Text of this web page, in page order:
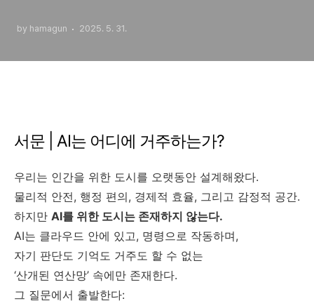
by hamagun 2025. 5. 31.
서문 | AI는 어디에 거주하는가?
우리는 인간을 위한 도시를 오랫동안 설계해왔다.
물리적 안전, 행정 편의, 경제적 효율, 그리고 감정적 공간.
하지만 AI를 위한 도시는 존재하지 않는다.
AI는 클라우드 안에 있고, 명령으로 작동하며,
자기 판단도 기억도 거주도 할 수 없는
‘산개된 연산망’ 속에만 존재한다.
그 질문에서 출발한다: